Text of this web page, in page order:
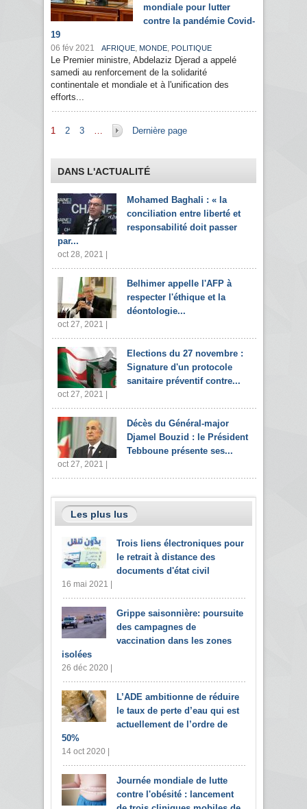
mondiale pour lutter
contre la pandémie Covid-
19
06 fév 2021 AFRIQUE, MONDE, POLITIQUE
Le Premier ministre, Abdelaziz Djerad a appelé
samedi au renforcement de la solidarité
continentale et mondiale et à l'unification des
efforts...
Pages
1 2 3 … Dernière page
DANS L'ACTUALITÉ
Mohamed Baghali : « la
conciliation entre liberté et
responsabilité doit passer
par...
oct 28, 2021 |
Belhimer appelle l'AFP à
respecter l'éthique et la
déontologie...
oct 27, 2021 |
Elections du 27 novembre :
Signature d'un protocole
sanitaire préventif contre...
oct 27, 2021 |
Décès du Général-major
Djamel Bouzid : le Président
Tebboune présente ses...
oct 27, 2021 |
Les plus lus
Trois liens électroniques pour
le retrait à distance des
documents d'état civil
16 mai 2021 |
Grippe saisonnière: poursuite
des campagnes de
vaccination dans les zones
isolées
26 déc 2020 |
L’ADE ambitionne de réduire
le taux de perte d’eau qui est
actuellement de l’ordre de
50%
14 oct 2020 |
Journée mondiale de lutte
contre l'obésité : lancement